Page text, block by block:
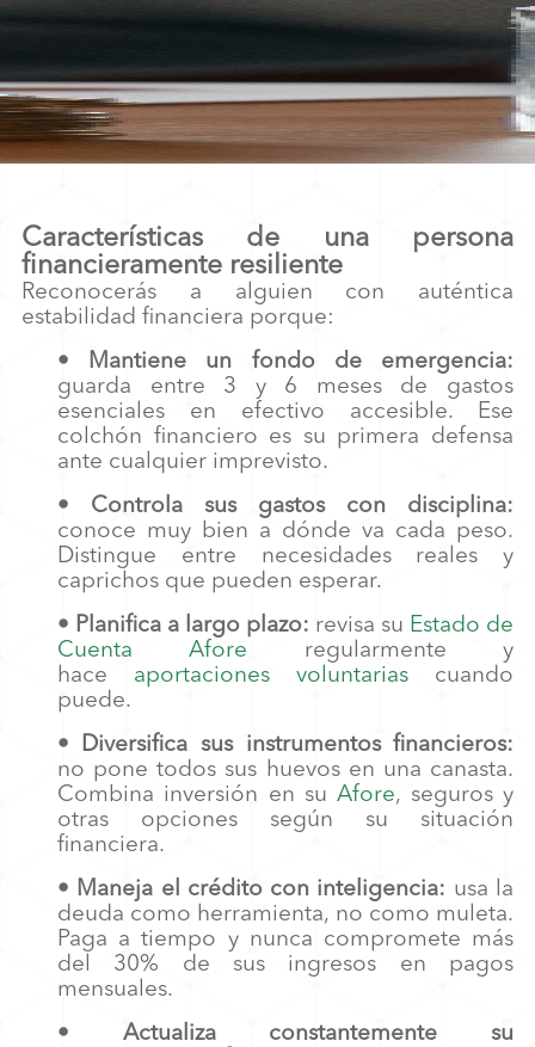
Características de una persona
financieramente resiliente
Reconocerás a alguien con auténtica
estabilidad financiera porque:
• Mantiene un fondo de emergencia:
guarda entre 3 y 6 meses de gastos
esenciales en efectivo accesible. Ese
colchón financiero es su primera defensa
ante cualquier imprevisto.
• Controla sus gastos con disciplina:
conoce muy bien a dónde va cada peso.
Distingue entre necesidades reales y
caprichos que pueden esperar.
• Planifica a largo plazo: revisa su Estado de
Cuenta Afore regularmente y
hace aportaciones voluntarias cuando
puede.
• Diversifica sus instrumentos financieros:
no pone todos sus huevos en una canasta.
Combina inversión en suAfore, seguros y
otras opciones según su situación
financiera.
• Maneja el crédito con inteligencia: usa la
deuda como herramienta, no como muleta.
Paga a tiempo y nunca compromete más
del 30% de sus ingresos en pagos
mensuales.
• Actualiza constantemente su